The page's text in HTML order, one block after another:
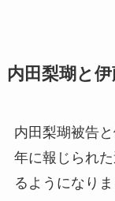
内田梨瑚と
内田梨瑚被告
年に報じられ
るようになりま